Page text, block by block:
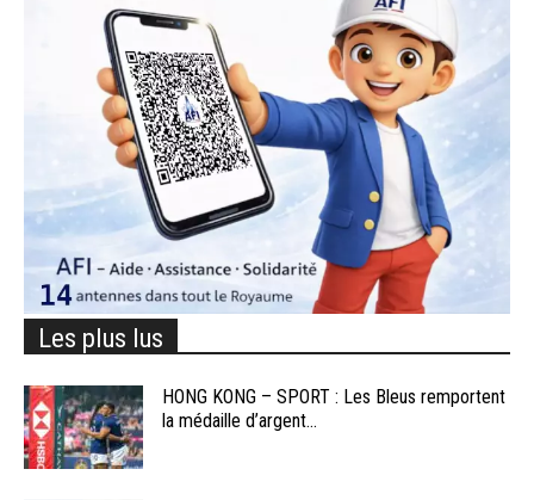
Les plus lus
HONG KONG – SPORT : Les Bleus remportent
la médaille d’argent...